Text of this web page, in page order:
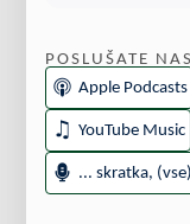
POSLUŠATE
Apple Podcasts
YouTube Music
... skratka,